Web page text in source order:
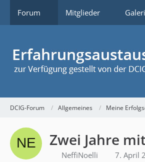
Forum Mitglieder
DCIG-Forum Allgemeines Meine
Zwei Jahre
NeffiNoelli 7. April